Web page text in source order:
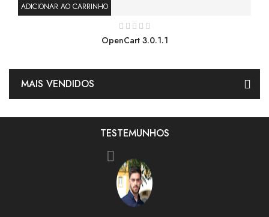
ADICIONAR AO CARRINHO
OpenCart 3.0.1.1
MAIS VENDIDOS
TESTEMUNHOS